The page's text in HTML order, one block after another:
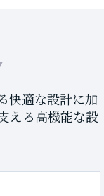
快適な設計に加
える高機能な設